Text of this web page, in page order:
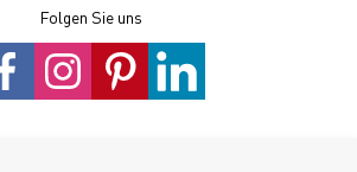
Folgen Sie uns